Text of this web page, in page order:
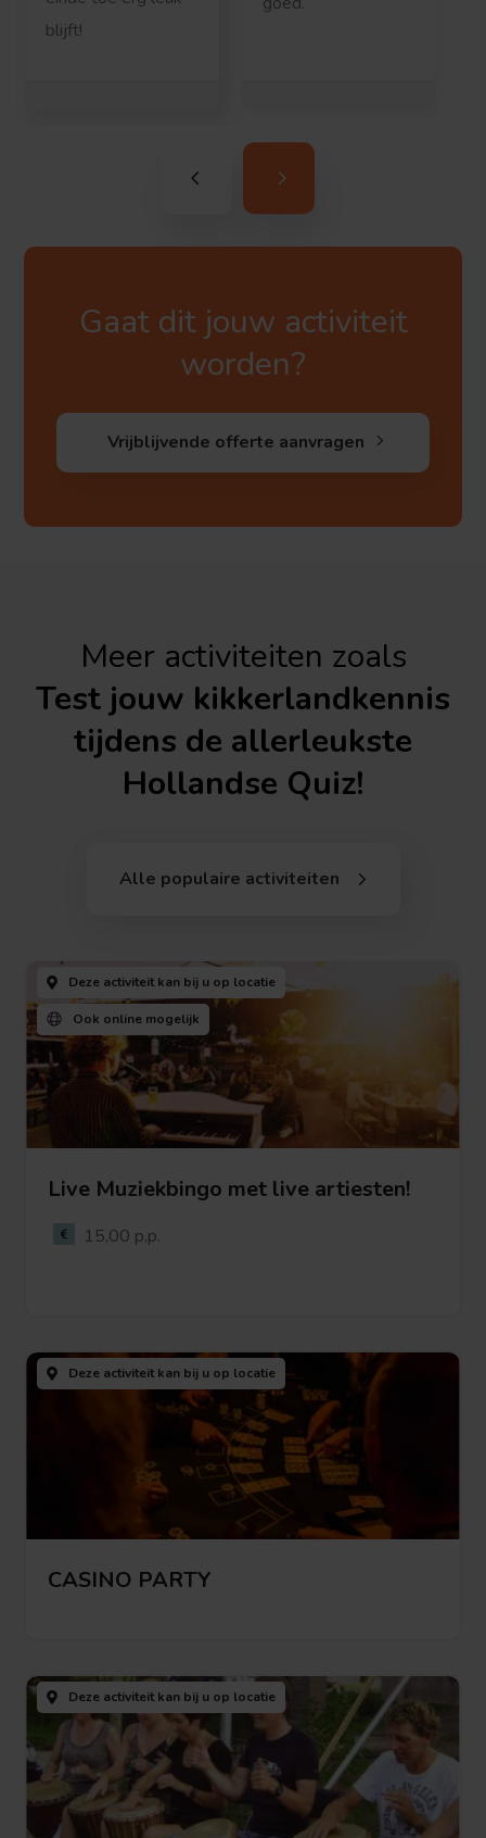
blijft!
Gaat dit jouw activiteit
worden?
Vrijblijvende offerte aanvragen
Meer activiteiten zoals
Test jouw kikkerlandkennis
tijdens de allerleukste
Hollandse Quiz!
Alle populaire activiteiten
Deze activiteit kan bij u op locatie
Ook online mogelijk
Live Muziekbingo met live artiesten!
15,00 p.p.
deze
activiteitDeze activiteit kan bij u op locatie
CASINO PARTY
deze
activiteitDeze activiteit kan bij u op locatie